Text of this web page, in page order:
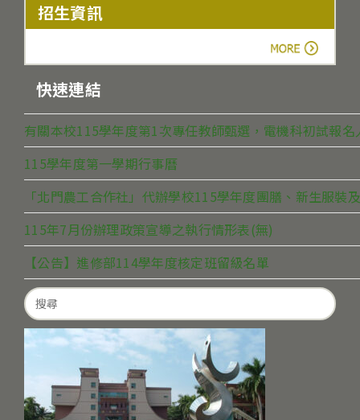
招生資訊
快速連結
有關本校115學年度第1次專任教師甄選，電機科初試報
115學年度第一學期行事曆
「北門農工合作社」代辦學校115學年度團膳、新生服裝
115年7月份辦理政策宣導之執行情形表(無)
【公告】進修部114學年度核定班留級名單
Search
for: